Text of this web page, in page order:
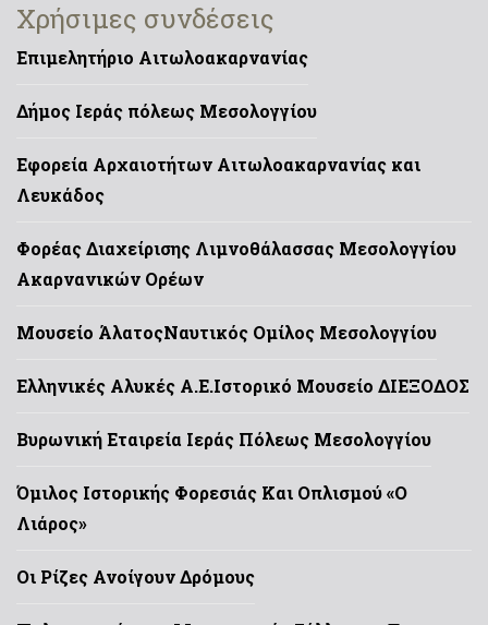
Χρήσιμες συνδέσεις
Επιμελητήριο Αιτωλοακαρνανίας
Δήμος Ιεράς πόλεως Μεσολογγίου
Εφορεία Αρχαιοτήτων Αιτωλοακαρνανίας και
Λευκάδος
Φορέας Διαχείρισης Λιμνοθάλασσας Μεσολογγίου
Ακαρνανικών Ορέων
Μουσείο ΆλατοςΝαυτικός Ομίλος Μεσολογγίου
Ελληνικές Αλυκές Α.Ε.Ιστορικό Μουσείο ΔΙΕΞΟΔΟΣ
Βυρωνική Εταιρεία Ιεράς Πόλεως Μεσολογγίου
Όμιλος Ιστορικής Φορεσιάς Και Οπλισμού «Ο
Λιάρος»
Οι Ρίζες Ανοίγουν Δρόμους